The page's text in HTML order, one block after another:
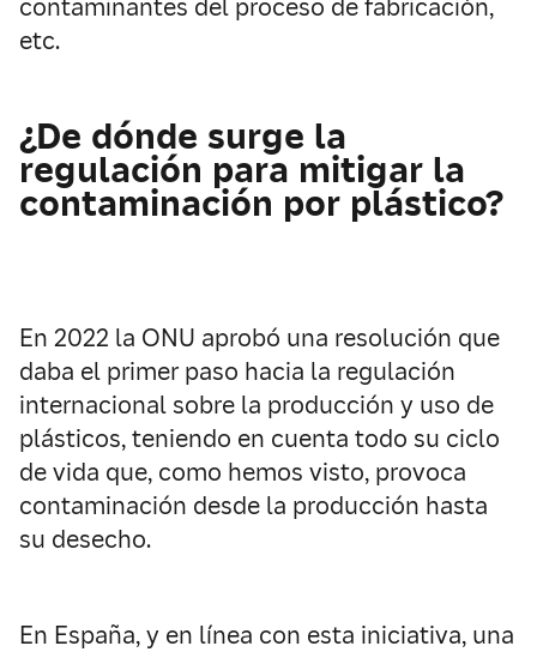
contaminantes del proceso de fabricación,
etc.
¿De dónde surge la
regulación para mitigar la
contaminación por plástico?
En 2022 la ONU aprobó una resolución que
daba el primer paso hacia la regulación
internacional sobre la producción y uso de
plásticos, teniendo en cuenta todo su ciclo
de vida que, como hemos visto, provoca
contaminación desde la producción hasta
su desecho.
En España, y en línea con esta iniciativa, una